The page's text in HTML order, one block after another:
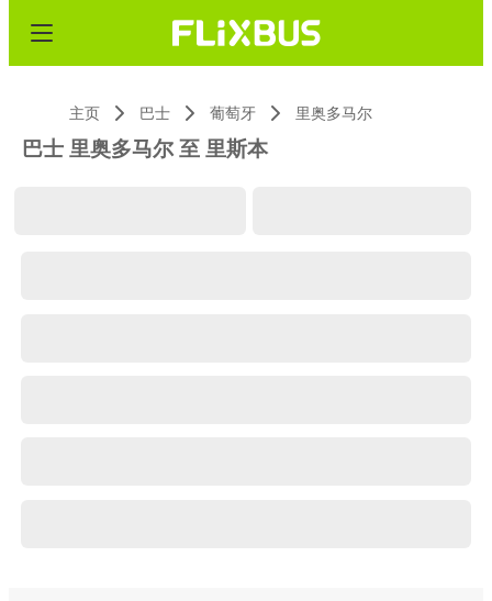
主页 巴士 葡萄牙 里奥多马尔
巴士 里奥多马尔 至 里斯本